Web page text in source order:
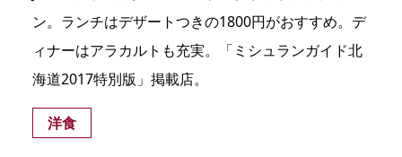
ン。ランチはデザートつきの1800円がおすすめ。デ
ィナーはアラカルトも充実。「ミシュランガイド北
海道2017特別版」掲載店。
洋食